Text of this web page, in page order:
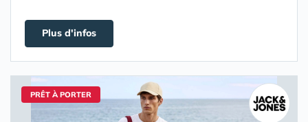
Plus d'infos
PRÊT À PORTER